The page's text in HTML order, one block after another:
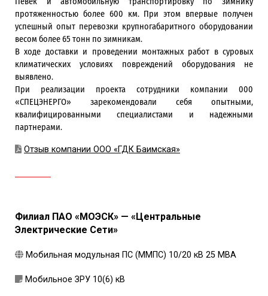
протяженностью более 600 км. При этом впервые получен
успешный опыт перевозки крупногабаритного оборудовании
весом более 65 тонн по зимникам.
В ходе доставки и проведении монтажных работ в суровых
климатических условиях повреждений оборудования не
выявлено.
При реализации проекта сотрудники компании 000
«СПЕЦЭНЕРГО» зарекомендовали себя опытными,
квалифицированными специалистами и надежными
партнерами.
Отзыв компании ООО «ГДК Баимская»
Филиал ПАО «МОЭСК» — «Центральные
Электрические Сети»
Мобильная модульная ПС (ММПС) 10/20 кВ 25 МВА
Мобильное ЗРУ 10(6) кВ